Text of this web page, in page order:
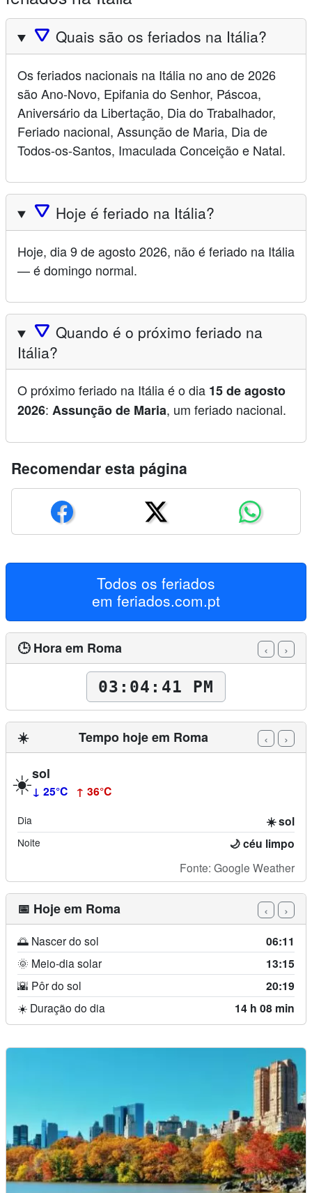
🛆 Quais são os feriados na Itália?
Os feriados nacionais na Itália no ano de 2026
são Ano-Novo, Epifania do Senhor, Páscoa,
Aniversário da Libertação, Dia do Trabalhador,
Feriado nacional, Assunção de Maria, Dia de
Todos-os-Santos, Imaculada Conceição e Natal.
🛆 Hoje é feriado na Itália?
Hoje, dia 9 de agosto 2026, não é feriado na Itália
— é domingo normal.
🛆 Quando é o próximo feriado na
Itália?
O próximo feriado na Itália é o dia 15 de agosto
2026: Assunção de Maria, um feriado nacional.
Recomendar esta página
Todos os feriados
em feriados.com.pt
🕒 Hora em Roma ‹ ›
03:04:42 PM
☀️ Tempo hoje em Roma ‹ ›
☀️sol
↓ 25°C ↑ 36°C
Dia ☀️ sol
Noite 🌙 céu limpo
Fonte: Google Weather
📅 Hoje em Roma ‹ ›
🌅 Nascer do sol 06:11
🌞 Meio-dia solar 13:15
🌇 Pôr do sol 20:19
☀️ Duração do dia 14 h 08 min